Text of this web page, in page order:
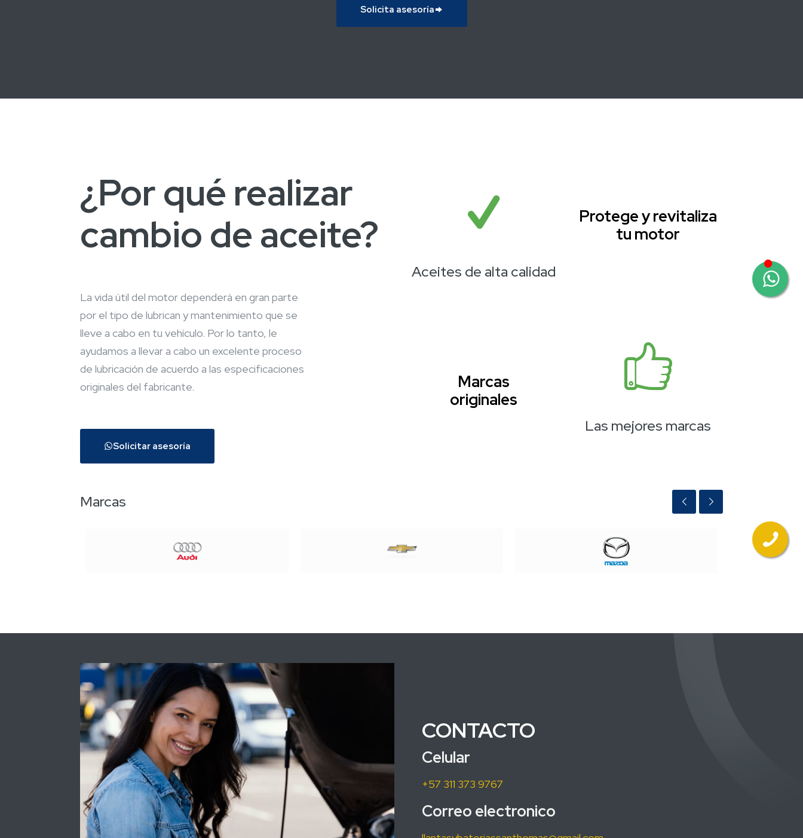
Solicita asesoría
¿Por qué realizar
cambio de aceite?
La vida útil del motor dependerá en gran parte
por el tipo de lubrican y mantenimiento que se
lleve a cabo en tu vehículo. Por lo tanto, le
ayudamos a llevar a cabo un excelente proceso
de lubricación de acuerdo a las especificaciones
originales del fabricante.
Solicitar asesoría
Aceites de alta calidad
Marcas
originales
Protege y revitaliza
tu motor
Las mejores marcas
Marcas
CONTACTO
Celular
+57 311 373 9767
Correo electronico